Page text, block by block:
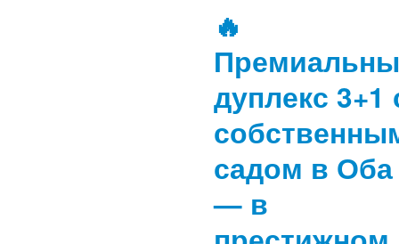
🔥
дуплекс 3+1
садом в Оба
— в